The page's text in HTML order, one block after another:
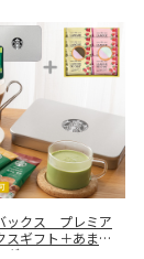
ックス プレミア
スギフト＋あまお
グ